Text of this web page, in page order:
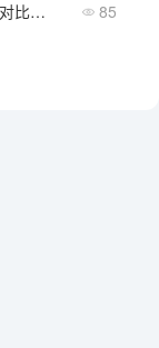
金融行业即时通讯推荐：实测对比后选这几款 85